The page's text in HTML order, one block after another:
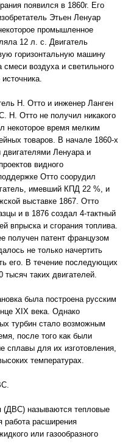
появился в 1860г. Его
Этьен Ленуар
промышленное
12 л. с. Двигатель
горизонтальную машину
воздуха и светильного
Н. Отто и инженер Ланген
Н. Отто не получил никакого
некоторое время мелким
товаров. В начале 1860-х
двигателями Ленуара и
видного
Отто соорудил
имевший КПД 22 %, и
выставке 1867. Отто
и в 1876 создал 4-тактный
впрыска и сгорания топлива.
получен патент французом
не только начертить
его. В течение последующих
таких двигателей.
была построена русским
XIX века. Однако
турбин стало возможным
после того как были
сплавы для их изготовления,
температурах.
(ДВС) называются тепловые
работа расширения
или газообразного